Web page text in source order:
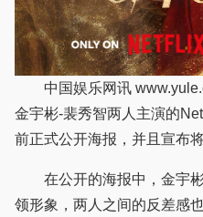
中国娱乐网讯
金宇彬-裴秀智两人主演的
前正式公开海报，并且宣布
在公开的海报中，金宇彬
领形象，两人之间的反差感